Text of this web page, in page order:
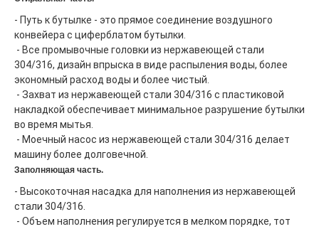
- Путь к бутылке - это прямое соединение воздушного
конвейера с циферблатом бутылки.
304/316, дизайн впрыска в виде распыления воды, более
экономный расход воды и более чистый.
накладкой обеспечивает минимальное разрушение бутылки
во время мытья.
машину более долговечной.
Заполняющая часть.
- Высокоточная насадка для наполнения из нержавеющей
стали 304/316.